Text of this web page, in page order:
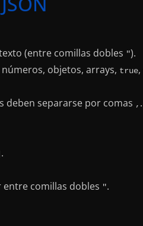
(entre comillas dobles ").
objetos, arrays, true,
deben separarse por comas , .
.
entre comillas dobles ".